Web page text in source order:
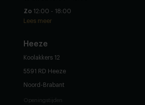
Zo 12:00 - 18:00
Lees meer
Heeze
Koolakkers 12
5591 RD Heeze
Noord-Brabant
Openingstijden